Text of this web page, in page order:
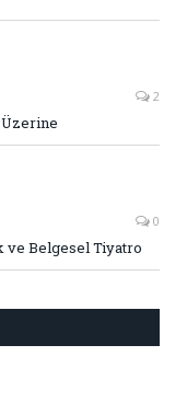
2
Üzerine
0
Belgesel Tiyatro